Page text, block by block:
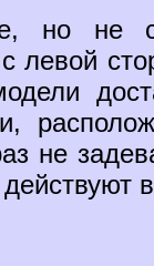
но не
левой
не